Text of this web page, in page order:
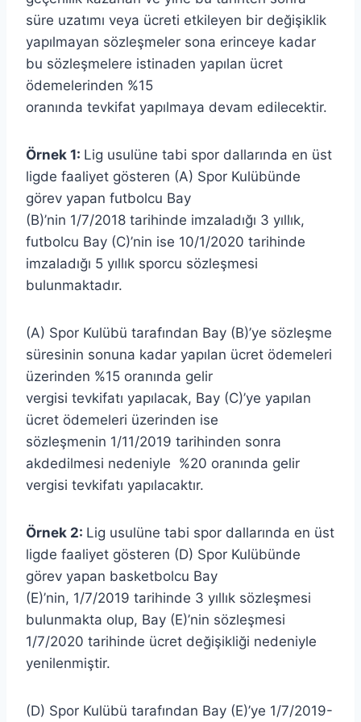
süre uzatımı veya ücreti etkileyen bir değişiklik
yapılmayan sözleşmeler sona erinceye kadar
bu sözleşmelere istinaden yapılan ücret
ödemelerinden %15
oranında tevkifat yapılmaya devam edilecektir.
Örnek 1: Lig usulüne tabi spor dallarında en üst
ligde faaliyet gösteren (A) Spor Kulübünde
görev yapan futbolcu Bay
(B)’nin 1/7/2018 tarihinde imzaladığı 3 yıllık,
futbolcu Bay (C)’nin ise 10/1/2020 tarihinde
imzaladığı 5 yıllık sporcu sözleşmesi
bulunmaktadır.
(A) Spor Kulübü tarafından Bay (B)’ye sözleşme
süresinin sonuna kadar yapılan ücret ödemeleri
üzerinden %15 oranında gelir
vergisi tevkifatı yapılacak, Bay (C)’ye yapılan
ücret ödemeleri üzerinden ise
sözleşmenin 1/11/2019 tarihinden sonra
akdedilmesi nedeniyle %20 oranında gelir
vergisi tevkifatı yapılacaktır.
Örnek 2: Lig usulüne tabi spor dallarında en üst
ligde faaliyet gösteren (D) Spor Kulübünde
görev yapan basketbolcu Bay
(E)’nin, 1/7/2019 tarihinde 3 yıllık sözleşmesi
bulunmakta olup, Bay (E)’nin sözleşmesi
1/7/2020 tarihinde ücret değişikliği nedeniyle
yenilenmiştir.
(D) Spor Kulübü tarafından Bay (E)’ye 1/7/2019-